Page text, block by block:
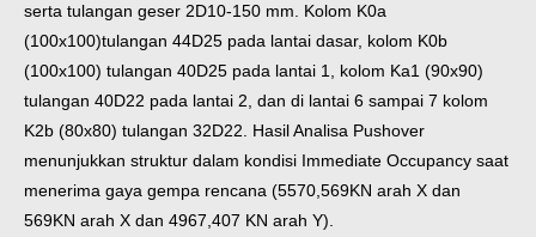
serta tulangan geser 2D10-150 mm. Kolom K0a
(100x100)tulangan 44D25 pada lantai dasar, kolom K0b
(100x100) tulangan 40D25 pada lantai 1, kolom Ka1 (90x90)
tulangan 40D22 pada lantai 2, dan di lantai 6 sampai 7 kolom
K2b (80x80) tulangan 32D22. Hasil Analisa Pushover
menunjukkan struktur dalam kondisi Immediate Occupancy saat
menerima gaya gempa rencana (5570,569KN arah X dan
569KN arah X dan 4967,407 KN arah Y).